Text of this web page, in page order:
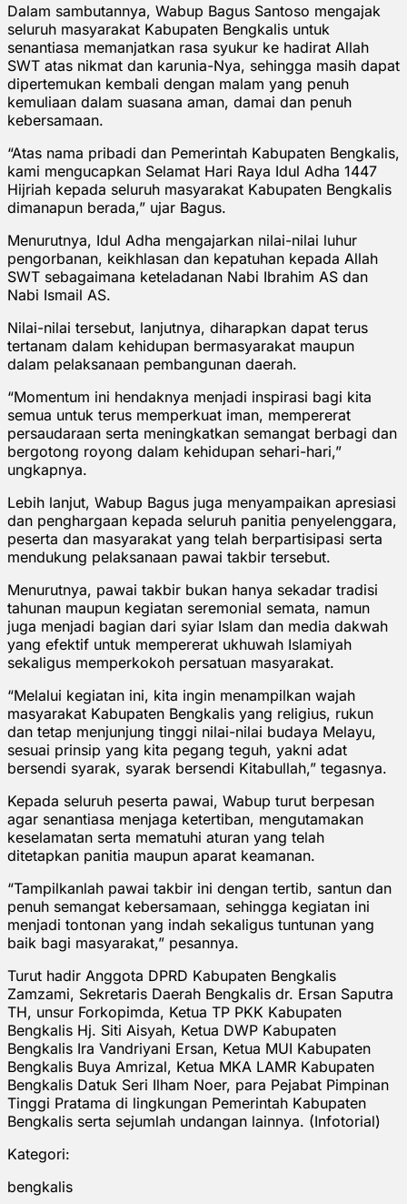
Dalam sambutannya, Wabup Bagus Santoso mengajak
seluruh masyarakat Kabupaten Bengkalis untuk
senantiasa memanjatkan rasa syukur ke hadirat Allah
SWT atas nikmat dan karunia-Nya, sehingga masih dapat
dipertemukan kembali dengan malam yang penuh
kemuliaan dalam suasana aman, damai dan penuh
kebersamaan.
“Atas nama pribadi dan Pemerintah Kabupaten Bengkalis,
kami mengucapkan Selamat Hari Raya Idul Adha 1447
Hijriah kepada seluruh masyarakat Kabupaten Bengkalis
dimanapun berada,” ujar Bagus.
Menurutnya, Idul Adha mengajarkan nilai-nilai luhur
pengorbanan, keikhlasan dan kepatuhan kepada Allah
SWT sebagaimana keteladanan Nabi Ibrahim AS dan
Nabi Ismail AS.
Nilai-nilai tersebut, lanjutnya, diharapkan dapat terus
tertanam dalam kehidupan bermasyarakat maupun
dalam pelaksanaan pembangunan daerah.
“Momentum ini hendaknya menjadi inspirasi bagi kita
semua untuk terus memperkuat iman, mempererat
persaudaraan serta meningkatkan semangat berbagi dan
bergotong royong dalam kehidupan sehari-hari,”
ungkapnya.
Lebih lanjut, Wabup Bagus juga menyampaikan apresiasi
dan penghargaan kepada seluruh panitia penyelenggara,
peserta dan masyarakat yang telah berpartisipasi serta
mendukung pelaksanaan pawai takbir tersebut.
Menurutnya, pawai takbir bukan hanya sekadar tradisi
tahunan maupun kegiatan seremonial semata, namun
juga menjadi bagian dari syiar Islam dan media dakwah
yang efektif untuk mempererat ukhuwah Islamiyah
sekaligus memperkokoh persatuan masyarakat.
“Melalui kegiatan ini, kita ingin menampilkan wajah
masyarakat Kabupaten Bengkalis yang religius, rukun
dan tetap menjunjung tinggi nilai-nilai budaya Melayu,
sesuai prinsip yang kita pegang teguh, yakni adat
bersendi syarak, syarak bersendi Kitabullah,” tegasnya.
Kepada seluruh peserta pawai, Wabup turut berpesan
agar senantiasa menjaga ketertiban, mengutamakan
keselamatan serta mematuhi aturan yang telah
ditetapkan panitia maupun aparat keamanan.
“Tampilkanlah pawai takbir ini dengan tertib, santun dan
penuh semangat kebersamaan, sehingga kegiatan ini
menjadi tontonan yang indah sekaligus tuntunan yang
baik bagi masyarakat,” pesannya.
Turut hadir Anggota DPRD Kabupaten Bengkalis
Zamzami, Sekretaris Daerah Bengkalis dr. Ersan Saputra
TH, unsur Forkopimda, Ketua TP PKK Kabupaten
Bengkalis Hj. Siti Aisyah, Ketua DWP Kabupaten
Bengkalis Ira Vandriyani Ersan, Ketua MUI Kabupaten
Bengkalis Buya Amrizal, Ketua MKA LAMR Kabupaten
Bengkalis Datuk Seri Ilham Noer, para Pejabat Pimpinan
Tinggi Pratama di lingkungan Pemerintah Kabupaten
Bengkalis serta sejumlah undangan lainnya. (Infotorial)
Kategori:
bengkalis